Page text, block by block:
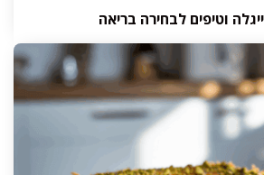
וטיפים לבחירה בריאה